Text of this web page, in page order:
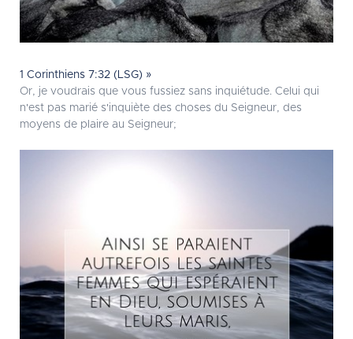
1 Corinthiens 7:32 (LSG) »
Or, je voudrais que vous fussiez sans inquiétude. Celui qui
n'est pas marié s'inquiète des choses du Seigneur, des
moyens de plaire au Seigneur;